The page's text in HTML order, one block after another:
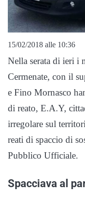
15/02/2018 alle 10:36
Nella serata di ieri i
Cermenate, con il
e Fino Mornasco
di reato, E.A.Y,
irregolare sul
reati di spaccio di
Pubblico Ufficiale.
Spacciava al